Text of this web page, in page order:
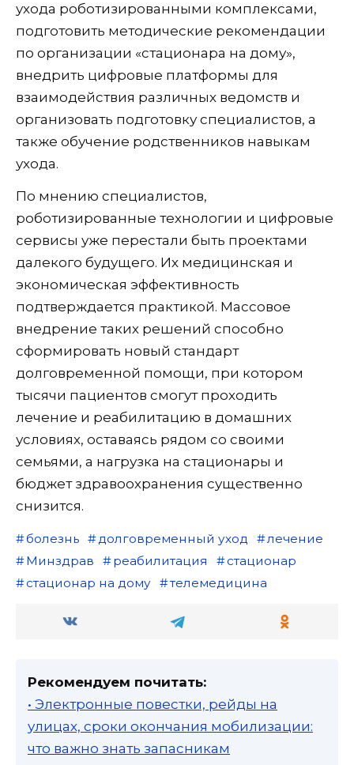
ухода роботизированными комплексами,
подготовить методические рекомендации
по организации «стационара на дому»,
внедрить цифровые платформы для
взаимодействия различных ведомств и
организовать подготовку специалистов, а
также обучение родственников навыкам
ухода.
По мнению специалистов,
роботизированные технологии и цифровые
сервисы уже перестали быть проектами
далекого будущего. Их медицинская и
экономическая эффективность
подтверждается практикой. Массовое
внедрение таких решений способно
сформировать новый стандарт
долговременной помощи, при котором
тысячи пациентов смогут проходить
лечение и реабилитацию в домашних
условиях, оставаясь рядом со своими
семьями, а нагрузка на стационары и
бюджет здравоохранения существенно
снизится.
болезнь долговременный уход
лечение
Минздрав
реабилитация
стационар
стационар на дому
телемедицина
Рекомендуем почитать:
• Электронные повестки, рейды на
улицах, сроки окончания мобилизации:
что важно знать запасникам